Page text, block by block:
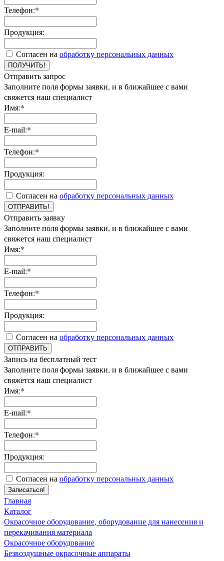
Телефон:*
Продукция:
Согласен на обработку персональных данных
ПОЛУЧИТЬ!
Отправить запрос
Заполните поля формы заявки, и в ближайшее с вами
свяжется наш специалист
Имя:*
E-mail:*
Телефон:*
Продукция:
Согласен на обработку персональных данных
ОТПРАВИТЬ!
Отправить заявку
Заполните поля формы заявки, и в ближайшее с вами
свяжется наш специалист
Имя:*
E-mail:*
Телефон:*
Продукция:
Согласен на обработку персональных данных
ОТПРАВИТЬ
Запись на бесплатный тест
Заполните поля формы заявки, и в ближайшее с вами
свяжется наш специалист
Имя:*
E-mail:*
Телефон:*
Продукция:
Согласен на обработку персональных данных
Записаться!
Главная
Каталог
Окрасочное оборудование, оборудование для нанесения и
перекачивания материала
Окрасочное оборудование
Безвоздушные окрасочные аппараты